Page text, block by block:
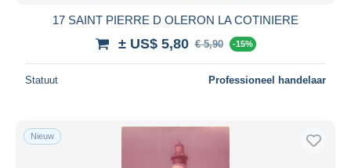
17 SAINT PIERRE D OLERON LA COTINIERE
± US$ 5,80 € 5,90 -15%
Statuut Professioneel handelaar
Nieuw